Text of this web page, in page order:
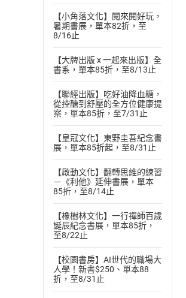
【小角落文化】閱來閱好玩，
暑期書展，單本82折，至
8/16止
【大牌出版 x 一起來出版】全
書系，單本85折，至8/13止
【聯經出版】吃好油降血糖，
從控醣到舒壓的全方位健康提
案，單本85折，至7/31止
【皇冠文化】東野圭吾紀念書
展，單本85折起，至8/31止
【啟動文化】翻轉思維的練習
－《利他》延伸書展，單本
85折，至8/14止
【橡樹林文化】一行禪師百歲
誕辰紀念書展，單本85折，
至8/22止
【校園書房】AI世代的職場大
人學！新書$250、單本88
折，至8/31止